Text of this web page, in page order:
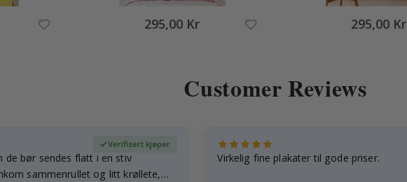
295,00 Kr 295,00 Kr
Customer Reviews
de bør sendes flatt i en stiv
sammenrullet og litt krøllete,
Verifisert kjøper
Virkelig fine plakater til gode priser.